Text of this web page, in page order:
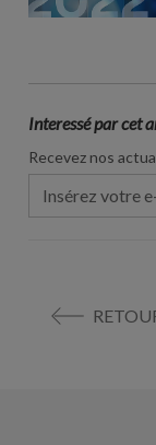
Interessé par cet
Recevez nos